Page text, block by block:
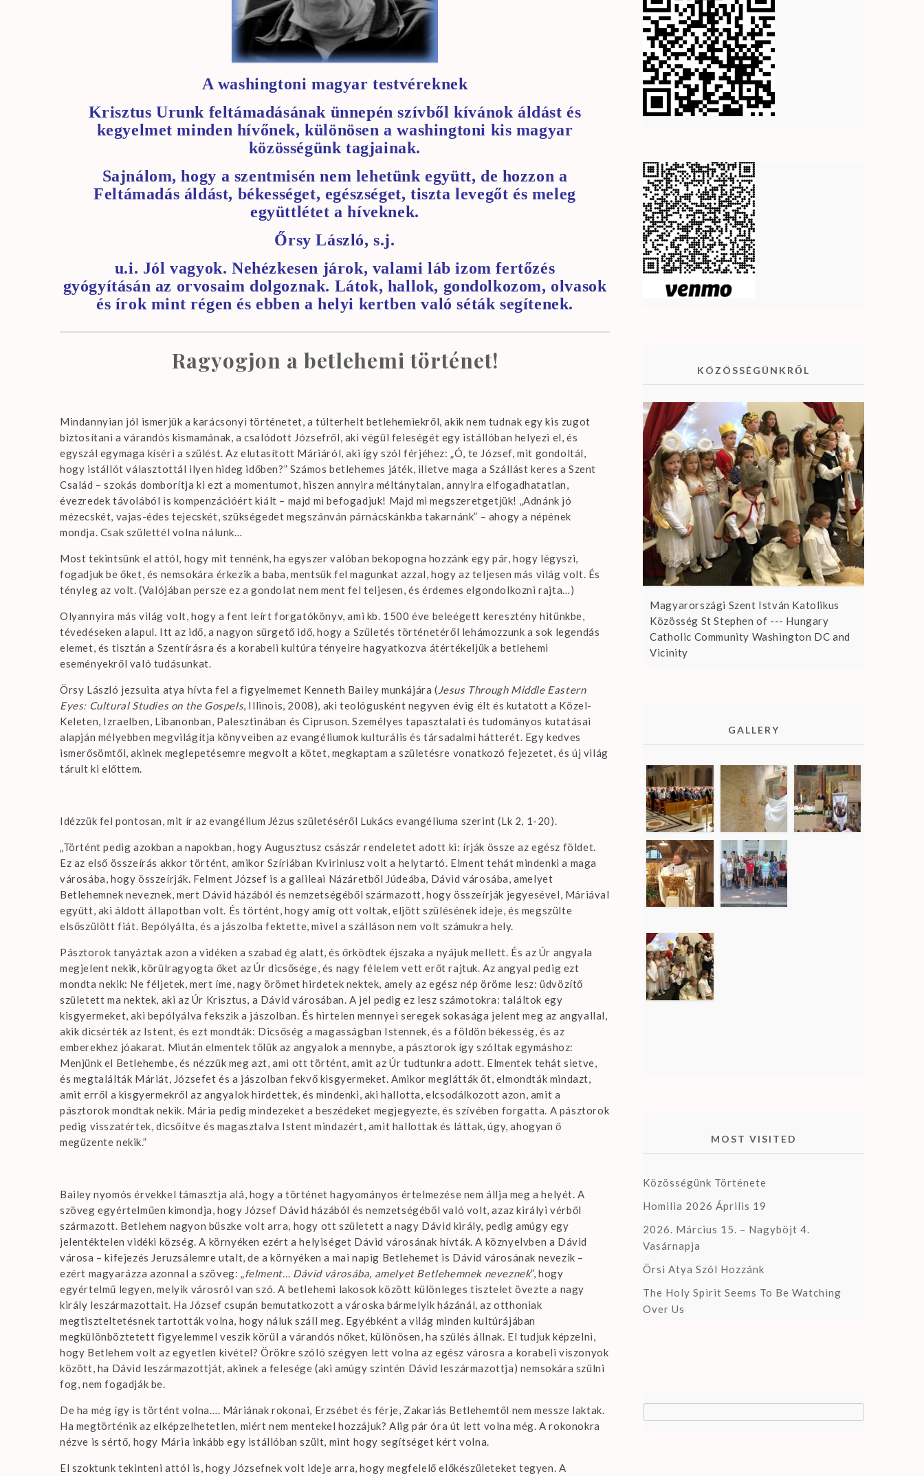
A washingtoni magyar testvéreknek
Krisztus Urunk feltámadásának ünnepén szívből kívánok áldást és
kegyelmet minden hívőnek, különösen a washingtoni kis magyar
közösségünk tagjainak.
Sajnálom, hogy a szentmisén nem lehetünk együtt, de hozzon a
Feltámadás áldást, békességet, egészséget, tiszta levegőt és meleg
együttlétet a híveknek.
Őrsy László, s.j.
u.i. Jól vagyok. Nehézkesen járok, valami láb izom fertőzés
gyógyításán az orvosaim dolgoznak. Látok, hallok, gondolkozom, olvasok
és írok mint régen és ebben a helyi kertben való séták segítenek.
Ragyogjon a betlehemi történet!
Mindannyian jól ismerjük a karácsonyi történetet, a túlterhelt betlehemiekről, akik nem tudnak egy kis zugot
biztosítani a várandós kismamának, a csalódott Józsefről, aki végül feleségét egy istállóban helyezi el, és
egyszál egymaga kíséri a szülést. Az elutasított Máriáról, aki így szól férjéhez: „Ó, te József, mit gondoltál,
hogy istállót választottál ilyen hideg időben?” Számos betlehemes játék, illetve maga a Szállást keres a Szent
Család – szokás domborítja ki ezt a momentumot, hiszen annyira méltánytalan, annyira elfogadhatatlan,
évezredek távolából is kompenzációért kiált – majd mi befogadjuk! Majd mi megszeretgetjük! „Adnánk jó
mézecskét, vajas-édes tejecskét, szükségedet megszánván párnácskánkba takarnánk” – ahogy a népének
mondja. Csak születtél volna nálunk…
Most tekintsünk el attól, hogy mit tennénk, ha egyszer valóban bekopogna hozzánk egy pár, hogy légyszi,
fogadjuk be őket, és nemsokára érkezik a baba, mentsük fel magunkat azzal, hogy az teljesen más világ volt. És
tényleg az volt. (Valójában persze ez a gondolat nem ment fel teljesen, és érdemes elgondolkozni rajta…)
Olyannyira más világ volt, hogy a fent leírt forgatókönyv, ami kb. 1500 éve beleégett keresztény hitünkbe,
tévedéseken alapul. Itt az idő, a nagyon sürgető idő, hogy a Születés történetéről lehámozzunk a sok legendás
elemet, és tisztán a Szentírásra és a korabeli kultúra tényeire hagyatkozva átértékeljük a betlehemi
eseményekről való tudásunkat.
Örsy László jezsuita atya hívta fel a figyelmemet Kenneth Bailey munkájára (Jesus Through Middle Eastern
Eyes: Cultural Studies on the Gospels, Illinois, 2008), aki teológusként negyven évig élt és kutatott a Közel-
Keleten, Izraelben, Libanonban, Palesztinában és Cipruson. Személyes tapasztalati és tudományos kutatásai
alapján mélyebben megvilágítja könyveiben az evangéliumok kulturális és társadalmi hátterét. Egy kedves
ismerősömtől, akinek meglepetésemre megvolt a kötet, megkaptam a születésre vonatkozó fejezetet, és új világ
tárult ki előttem.
Idézzük fel pontosan, mit ír az evangélium Jézus születéséről Lukács evangéliuma szerint (Lk 2, 1-20).
„Történt pedig azokban a napokban, hogy Augusztusz császár rendeletet adott ki: írják össze az egész földet.
Ez az első összeírás akkor történt, amikor Szíriában Kviriniusz volt a helytartó. Elment tehát mindenki a maga
városába, hogy összeírják. Felment József is a galileai Názáretből Júdeába, Dávid városába, amelyet
Betlehemnek neveznek, mert Dávid házából és nemzetségéből származott, hogy összeírják jegyesével, Máriával
együtt, aki áldott állapotban volt. És történt, hogy amíg ott voltak, eljött szülésének ideje, és megszülte
elsőszülött fiát. Bepólyálta, és a jászolba fektette, mivel a szálláson nem volt számukra hely.
Pásztorok tanyáztak azon a vidéken a szabad ég alatt, és őrködtek éjszaka a nyájuk mellett. És az Úr angyala
megjelent nekik, körülragyogta őket az Úr dicsősége, és nagy félelem vett erőt rajtuk. Az angyal pedig ezt
mondta nekik: Ne féljetek, mert íme, nagy örömet hirdetek nektek, amely az egész nép öröme lesz: üdvözítő
született ma nektek, aki az Úr Krisztus, a Dávid városában. A jel pedig ez lesz számotokra: találtok egy
kisgyermeket, aki bepólyálva fekszik a jászolban. És hirtelen mennyei seregek sokasága jelent meg az angyallal,
akik dicsérték az Istent, és ezt mondták: Dicsőség a magasságban Istennek, és a földön békesség, és az
emberekhez jóakarat. Miután elmentek tőlük az angyalok a mennybe, a pásztorok így szóltak egymáshoz:
Menjünk el Betlehembe, és nézzük meg azt, ami ott történt, amit az Úr tudtunkra adott. Elmentek tehát sietve,
és megtalálták Máriát, Józsefet és a jászolban fekvő kisgyermeket. Amikor meglátták őt, elmondták mindazt,
amit erről a kisgyermekről az angyalok hirdettek, és mindenki, aki hallotta, elcsodálkozott azon, amit a
pásztorok mondtak nekik. Mária pedig mindezeket a beszédeket megjegyezte, és szívében forgatta. A pásztorok
pedig visszatértek, dicsőítve és magasztalva Istent mindazért, amit hallottak és láttak, úgy, ahogyan ő
megüzente nekik.”
Bailey nyomós érvekkel támasztja alá, hogy a történet hagyományos értelmezése nem állja meg a helyét. A
szöveg egyértelműen kimondja, hogy József Dávid házából és nemzetségéből való volt, azaz királyi vérből
származott. Betlehem nagyon büszke volt arra, hogy ott született a nagy Dávid király, pedig amúgy egy
jelentéktelen vidéki község. A környéken ezért a helyiséget Dávid városának hívták. A köznyelvben a Dávid
városa – kifejezés Jeruzsálemre utalt, de a környéken a mai napig Betlehemet is Dávid városának nevezik –
ezért magyarázza azonnal a szöveg: „felment… Dávid városába, amelyet Betlehemnek neveznek”, hogy
egyértelmű legyen, melyik városról van szó. A betlehemi lakosok között különleges tisztelet övezte a nagy
király leszármazottait. Ha József csupán bemutatkozott a városka bármelyik házánál, az otthoniak
megtiszteltetésnek tartották volna, hogy náluk száll meg. Egyébként a világ minden kultúrájában
megkülönböztetett figyelemmel veszik körül a várandós nőket, különösen, ha szülés állnak. El tudjuk képzelni,
hogy Betlehem volt az egyetlen kivétel? Örökre szóló szégyen lett volna az egész városra a korabeli viszonyok
között, ha Dávid leszármazottját, akinek a felesége (aki amúgy szintén Dávid leszármazottja) nemsokára szülni
fog, nem fogadják be.
De ha még így is történt volna…. Máriának rokonai, Erzsébet és férje, Zakariás Betlehemtől nem messze laktak.
Ha megtörténik az elképzelhetetlen, miért nem mentekel hozzájuk? Alig pár óra út lett volna még. A rokonokra
nézve is sértő, hogy Mária inkább egy istállóban szült, mint hogy segítséget kért volna.
El szoktunk tekinteni attól is, hogy Józsefnek volt ideje arra, hogy megfelelő előkészületeket tegyen. A
KÖZÖSSÉGÜNKRŐL
Magyarországi Szent István Katolikus
Közösség St Stephen of --- Hungary
Catholic Community Washington DC and
Vicinity
GALLERY
MOST VISITED
Közösségünk Története
Homilia 2026 Április 19
2026. Március 15. – Nagyböjt 4.
Vasárnapja
Örsi Atya Szól Hozzánk
The Holy Spirit Seems To Be Watching
Over Us